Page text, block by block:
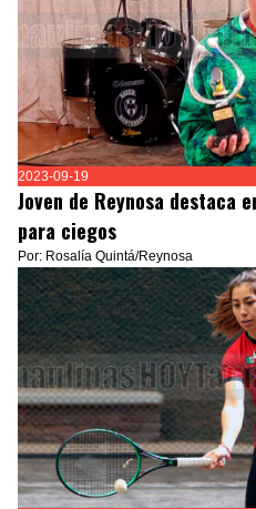
2023-09-19
Joven de Reynosa destaca
para ciegos
Por: Rosalía Quintá/Reynosa